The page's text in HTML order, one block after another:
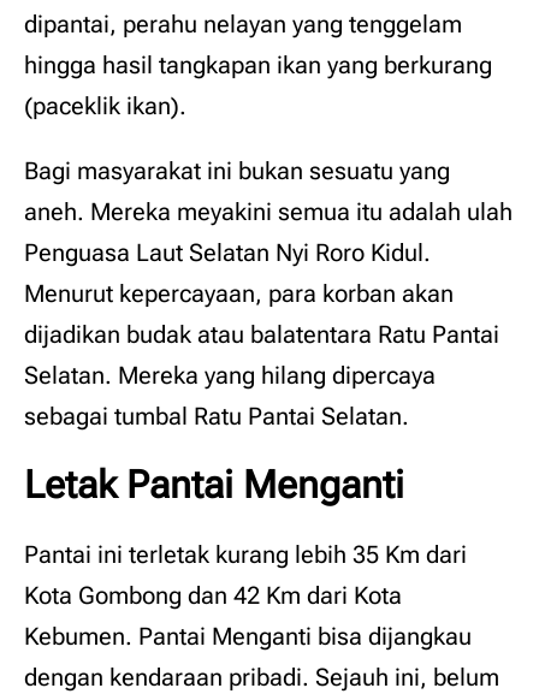
dipantai, perahu nelayan yang tenggelam
hingga hasil tangkapan ikan yang berkurang
(paceklik ikan).
Bagi masyarakat ini bukan sesuatu yang
aneh. Mereka meyakini semua itu adalah ulah
Penguasa Laut Selatan Nyi Roro Kidul.
Menurut kepercayaan, para korban akan
dijadikan budak atau balatentara Ratu Pantai
Selatan. Mereka yang hilang dipercaya
sebagai tumbal Ratu Pantai Selatan.
Letak Pantai Menganti
Pantai ini terletak kurang lebih 35 Km dari
Kota Gombong dan 42 Km dari Kota
Kebumen. Pantai Menganti bisa dijangkau
dengan kendaraan pribadi. Sejauh ini, belum